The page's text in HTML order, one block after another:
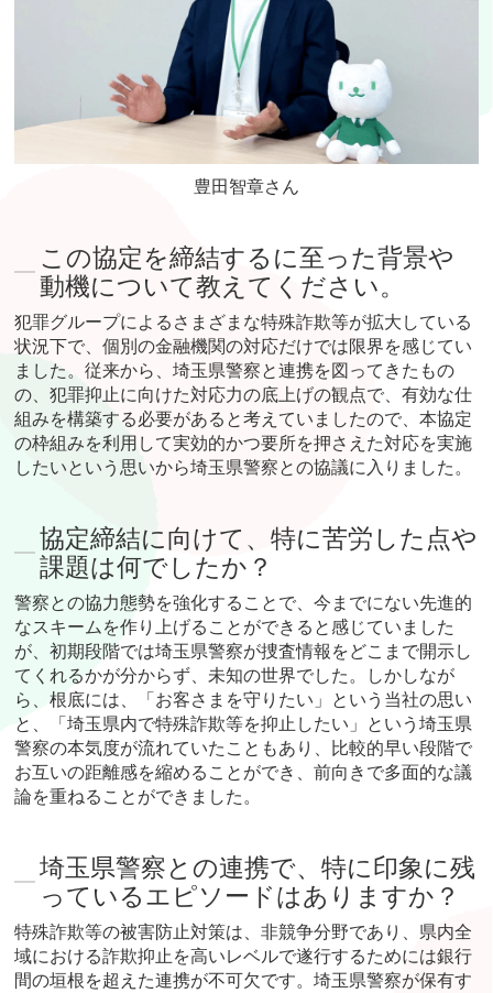
豊田智章さん
この協定を締結するに至った背景や
動機について教えてください。
犯罪グループによるさまざまな特殊詐欺等が拡大している
状況下で、個別の金融機関の対応だけでは限界を感じてい
ました。従来から、埼玉県警察と連携を図ってきたもの
の、犯罪抑止に向けた対応力の底上げの観点で、有効な仕
組みを構築する必要があると考えていましたので、本協定
の枠組みを利用して実効的かつ要所を押さえた対応を実施
したいという思いから埼玉県警察との協議に入りました。
協定締結に向けて、特に苦労した点や
課題は何でしたか？
警察との協力態勢を強化することで、今までにない先進的
なスキームを作り上げることができると感じていました
が、初期段階では埼玉県警察が捜査情報をどこまで開示し
てくれるかが分からず、未知の世界でした。しかしなが
ら、根底には、「お客さまを守りたい」という当社の思い
と、「埼玉県内で特殊詐欺等を抑止したい」という埼玉県
警察の本気度が流れていたこともあり、比較的早い段階で
お互いの距離感を縮めることができ、前向きで多面的な議
論を重ねることができました。
埼玉県警察との連携で、特に印象に残
っているエピソードはありますか？
特殊詐欺等の被害防止対策は、非競争分野であり、県内全
域における詐欺抑止を高いレベルで遂行するためには銀行
間の垣根を超えた連携が不可欠です。埼玉県警察が保有す